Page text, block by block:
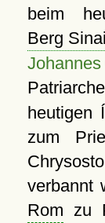
beim
Berg Sinai
heutigen
zum
verbannt
Rom zu